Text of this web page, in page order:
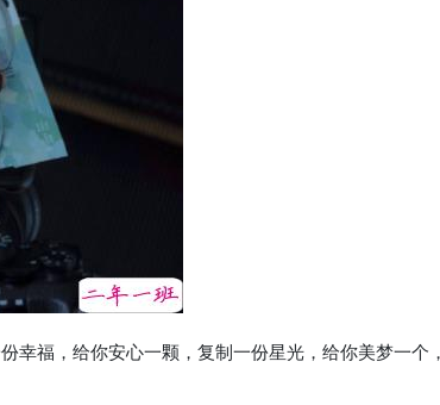
幸福，给你安心一颗，复制一份星光，给你美梦一个